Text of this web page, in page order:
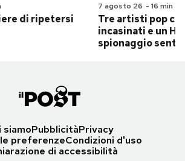
di ripetersi
7 agosto 26 - 16 min
Tre artisti pop
incasinati e un
spionaggio
siamoPubblicitàPrivacy
preferenzeCondizioni d'uso
di accessibilità